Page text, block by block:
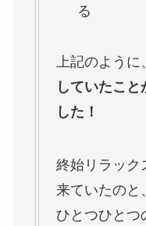
る
上記のように、
していたこ
した！
終始リラック
来ていたのと、
ひとつひとつ